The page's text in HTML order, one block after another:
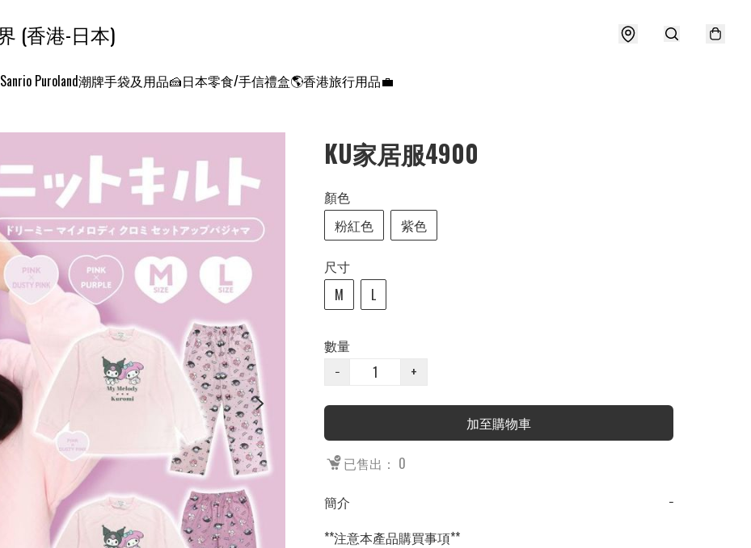
コンクエスト ワールド 征服世界 (香港-日本)
Sanrio Puroland潮牌手袋及用品🍰日本零食/手信禮盒🌎香港旅行用品💼
KU家居服4900
顏色
粉紅色
紫色
尺寸
M
L
數量
−
+
加至購物車
已售出： 0
簡介
−
**注意本產品購買事項**